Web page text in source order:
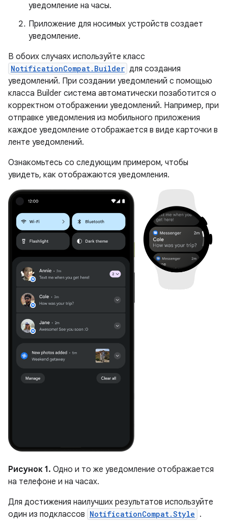
уведомление на часы.
Приложение для носимых устройств создает
уведомление.
В обоих случаях используйте класс
NotificationCompat.Builder для создания
уведомлений. При создании уведомлений с помощью
класса Builder система автоматически позаботится о
корректном отображении уведомлений. Например, при
отправке уведомления из мобильного приложения
каждое уведомление отображается в виде карточки в
ленте уведомлений.
Ознакомьтесь со следующим примером, чтобы
увидеть, как отображаются уведомления.
Рисунок 1. Одно и то же уведомление отображается
на телефоне и на часах.
Для достижения наилучших результатов используйте
один из подклассов NotificationCompat.Style .